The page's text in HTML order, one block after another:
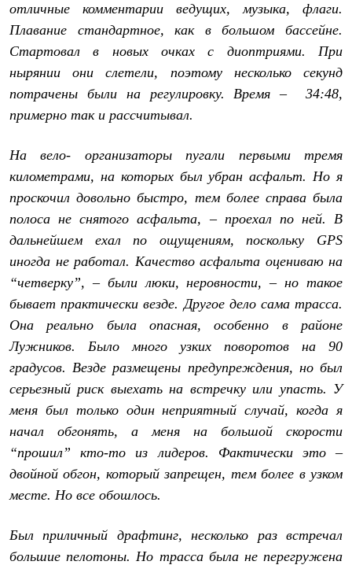
Футболки
Толстовки
Брюки
Термобелье
Теплое термобелье
Среднее термобелье
Легкое термобелье
Флисовая одежда
Брюки
Детская одежда
Утепленная пухом
Комбинезоны
Брюки
Утепленная синтетикой
Комбинезоны
Куртки
Брюки
Лёгкая одежда
Толстовки
Брюки
Софтшелл одежда
Куртки
Флисовая одежда
Жилеты
Комбинезоны
Термобелье
Комплект термобелья
Снаряжение
Тенты
Аксессуары для палаток
отличные комментарии ведущих, музыка, флаги.
Плавание стандартное, как в большом бассейне.
Стартовал в новых очках с диоптриями. При
нырянии они слетели, поэтому несколько секунд
потрачены были на регулировку. Время – 34:48,
примерно так и рассчитывал.
На вело- организаторы пугали первыми тремя
километрами, на которых был убран асфальт. Но я
проскочил довольно быстро, тем более справа была
полоса не снятого асфальта, – проехал по ней. В
дальнейшем ехал по ощущениям, поскольку GPS
иногда не работал. Качество асфальта оцениваю на
“четверку”, – были люки, неровности, – но такое
бывает практически везде. Другое дело сама трасса.
Она реально была опасная, особенно в районе
Лужников. Было много узких поворотов на 90
градусов. Везде размещены предупреждения, но был
серьезный риск выехать на встречку или упасть. У
меня был только один неприятный случай, когда я
начал обгонять, а меня на большой скорости
“прошил” кто-то из лидеров. Фактически это –
двойной обгон, который запрещен, тем более в узком
месте. Но все обошлось.
Был приличный драфтинг, несколько раз встречал
большие пелотоны. Но трасса была не перегружена